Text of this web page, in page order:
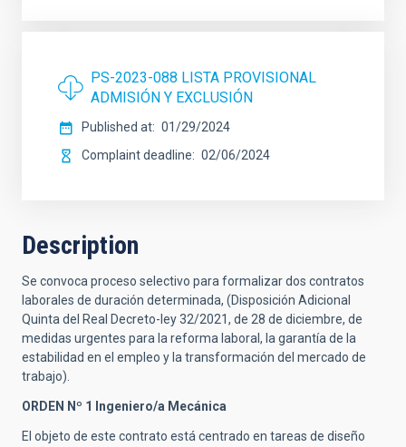
PS-2023-088 LISTA PROVISIONAL
ADMISIÓN Y EXCLUSIÓN
Published at
01/29/2024
Complaint deadline
02/06/2024
Description
Se convoca proceso selectivo para formalizar dos contratos
laborales de duración determinada, (Disposición Adicional
Quinta del Real Decreto-ley 32/2021, de 28 de diciembre, de
medidas urgentes para la reforma laboral, la garantía de la
estabilidad en el empleo y la transformación del mercado de
trabajo).
ORDEN Nº 1 Ingeniero/a Mecánica
El objeto de este contrato está centrado en tareas de diseño